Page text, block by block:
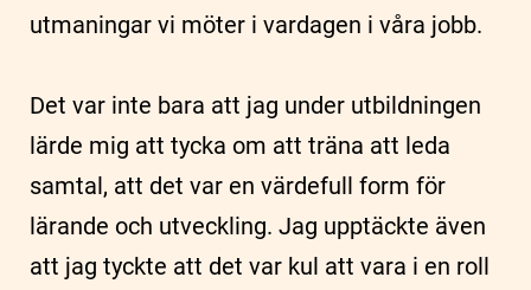
utmaningar vi möter i vardagen i våra jobb.
Det var inte bara att jag under utbildningen
lärde mig att tycka om att träna att leda
samtal, att det var en värdefull form för
lärande och utveckling. Jag upptäckte även
att jag tyckte att det var kul att vara i en roll